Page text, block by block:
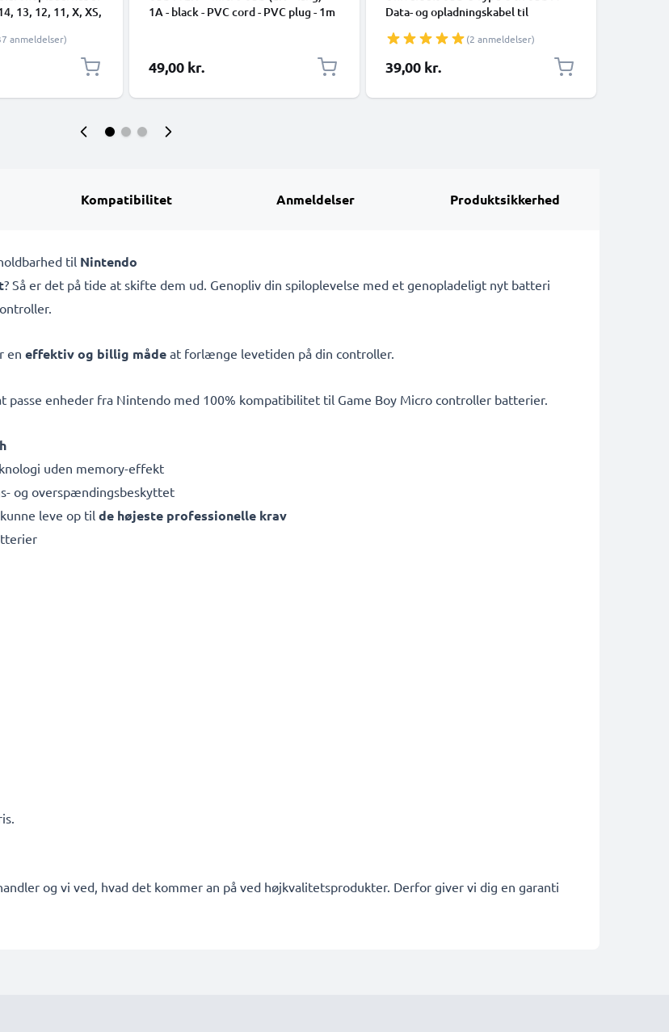
13, 12, 11, X, XS,
hvid
anmeldelser)
1A - black - PVC cord - PVC plug - 1m
49,00 kr.
Data- og opladningskabel til
højttalere - 3A Hurtig dataoverførsel
1m Nylon Opladerkabel - Sort
(2 anmeldelser)
39,00 kr.
Kompatibilitet Anmeldelser Produktsikkerhed
til Nintendo
? Så er det på tide at skifte dem ud. Genopliv din spiloplevelse med et genopladeligt nyt batteri
en effektiv og billig måde at forlænge levetiden på din controller.
enheder fra Nintendo med 100% kompatibilitet til Game Boy Micro controller batterier.
uden memory-effekt
og overspændingsbeskyttet
leve op til de højeste professionelle krav
og vi ved, hvad det kommer an på ved højkvalitetsprodukter. Derfor giver vi dig en garanti